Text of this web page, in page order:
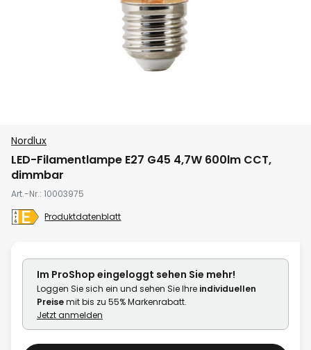
Anfang
der
springen
Nordlux
LED-Filamentlampe E27 G45 4,7W 600lm CCT,
dimmbar
Art.-Nr. 10003975
Produktdatenblatt
Im ProShop eingeloggt sehen Sie mehr!
Loggen Sie sich ein und sehen Sie Ihre individuellen
Preisemit bis zu 55% Markenrabatt.
Jetzt anmelden